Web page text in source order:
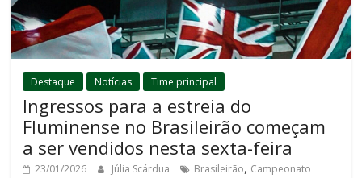
Destaque Notícias Time principal
Ingressos para a estreia do
Fluminense no Brasileirão começam
a ser vendidos nesta sexta-feira
23/01/2026 Júlia Scárdua Brasileirão, Campeonato